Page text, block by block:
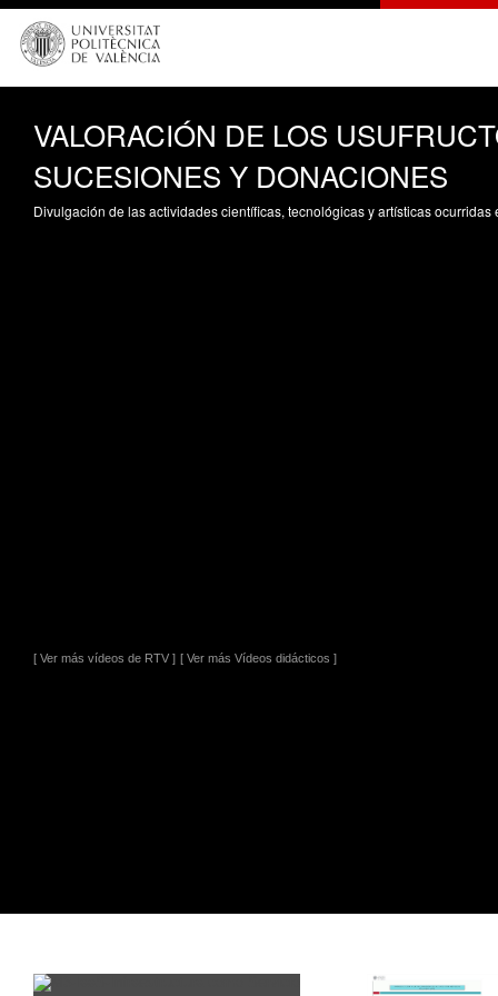
VALORACIÓN DE LOS
SUCESIONES Y DONACIONES
Divulgación de las actividades científicas, tecnológicas y artísticas ocurridas
[ Ver más vídeos de RTV ] [ Ver más Vídeos didácticos ]